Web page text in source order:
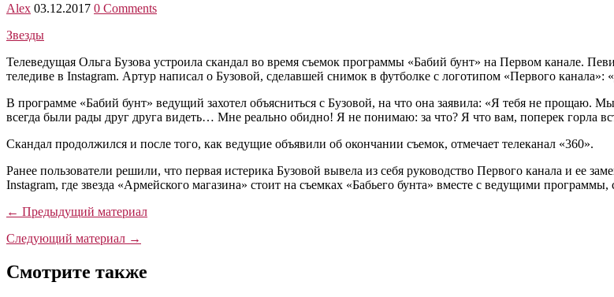
Alex 03.12.2017 0 Comments
Звезды
Телеведущая Ольга Бузова устроила скандал во время съемок программы «Бабий бунт» на Первом канале.
теледиве в Instagram. Артур написал о Бузовой, сделавшей снимок в футболке с логотипом «Первого
В программе «Бабий бунт» ведущий захотел объясниться с Бузовой, на что она заявила: «Я тебя не
всегда были рады друг друга видеть… Мне реально обидно! Я не понимаю: за что? Я что вам, поперек горла
Скандал продолжился и после того, как ведущие объявили об окончании съемок, отмечает телеканал «360».
Ранее пользователи решили, что первая истерика Бузовой вывела из себя руководство Первого канала и ее
Instagram, где звезда «Армейского магазина» стоит на съемках «Бабьего бунта» вместе с ведущими
← Предыдущий материал
Следующий материал →
Смотрите также